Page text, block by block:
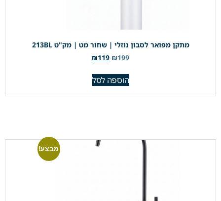
מתקן מפואר לסבון נוזלי | שחור מט | מק"ט 213BL
₪199
₪119
הוספה לסל
מבצע!